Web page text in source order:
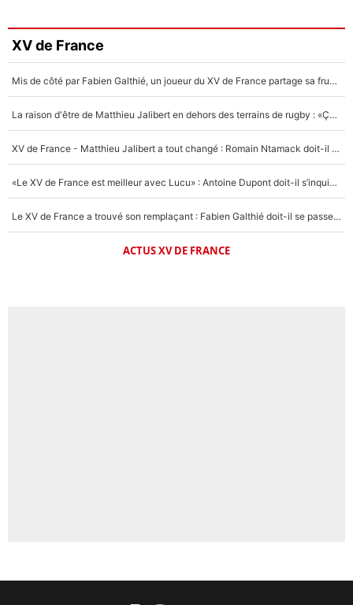
XV de France
Mis de côté par Fabien Galthié, un joueur du XV de France partage sa frustration : «ils ne me l’ont pas dit tout de suite»
La raison d'être de Matthieu Jalibert en dehors des terrains de rugby : «Ça m'atteint autant que si tu touches à un membre de ma famille»
XV de France - Matthieu Jalibert a tout changé : Romain Ntamack doit-il s’inquiéter pour sa place à un an de la Coupe du monde ?
«Le XV de France est meilleur avec Lucu» : Antoine Dupont doit-il s’inquiéter pour sa place ?
Le XV de France a trouvé son remplaçant : Fabien Galthié doit-il se passer d'Antoine Dupont ?
ACTUS XV DE FRANCE